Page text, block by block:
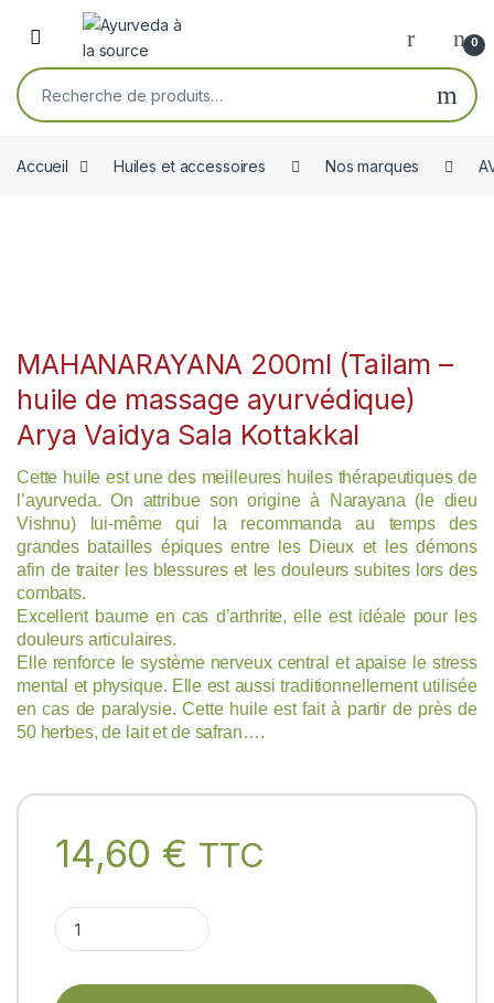
Skip to navigation
Skip to content
Open 0
Recherche pour :
Accueil Huiles et accessoires Nos marques
MAHANARAYANA 200ml (Tailam –
huile de massage ayurvédique)
Arya Vaidya Sala Kottakkal
Cette huile est une des meilleures huiles thérapeutiques de
l’ayurveda. On attribue son origine à Narayana (le dieu
Vishnu) lui-même qui la recommanda au temps des
grandes batailles épiques entre les Dieux et les démons
afin de traiter les blessures et les douleurs subites lors des
combats.
Excellent baume en cas d’arthrite, elle est idéale pour les
douleurs articulaires.
Elle renforce le système nerveux central et apaise le stress
mental et physique. Elle est aussi traditionnellement utilisée
en cas de paralysie. Cette huile est fait à partir de près de
50 herbes, de lait et de safran….
14,60 € TTC
MAHANARAYANA 200ml (Tailam - huile de massage